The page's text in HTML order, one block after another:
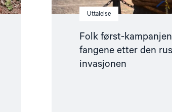
Uttalelse
Folk først-
fangene etter den
invasjonen